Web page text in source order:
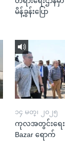
မိန့်ခွန်းပြော
၁၄ မတ္၊ ၂၀၂၅
ကုလအတွင်းရေးမှူ
Bazar ရောက်